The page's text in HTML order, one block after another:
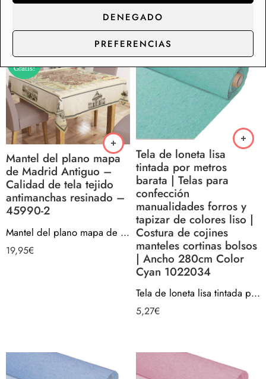
DENEGADO
PREFERENCIAS
con4.00
de 5
¡Envío
Gratis!
Mantel del plano mapa
de Madrid Antiguo –
Calidad de tela tejido
antimanchas resinado –
45990-2
Mantel del plano mapa de Madrid Antiguo – Calidad de tela tejido antimanchas resinado – 45990-2
19,95€
Tela de loneta lisa
tintada por metros
barata | Telas para
confección
manualidades forros y
tapizar de colores liso |
Costura de cojines
manteles cortinas bolsos
| Ancho 280cm Color
Cyan 1022034
Tela de loneta lisa tintada por metros barata | Telas para confección manualidades forros y tapizar de colores liso | Costura de cojines manteles cortinas bolsos | Ancho 280cm Color Cyan 1022034
5,27€